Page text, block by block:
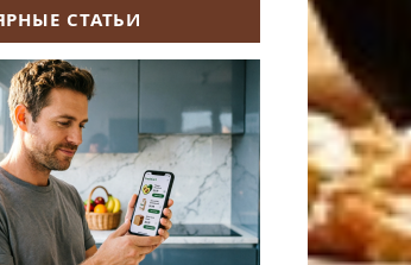
СТАТЬИ